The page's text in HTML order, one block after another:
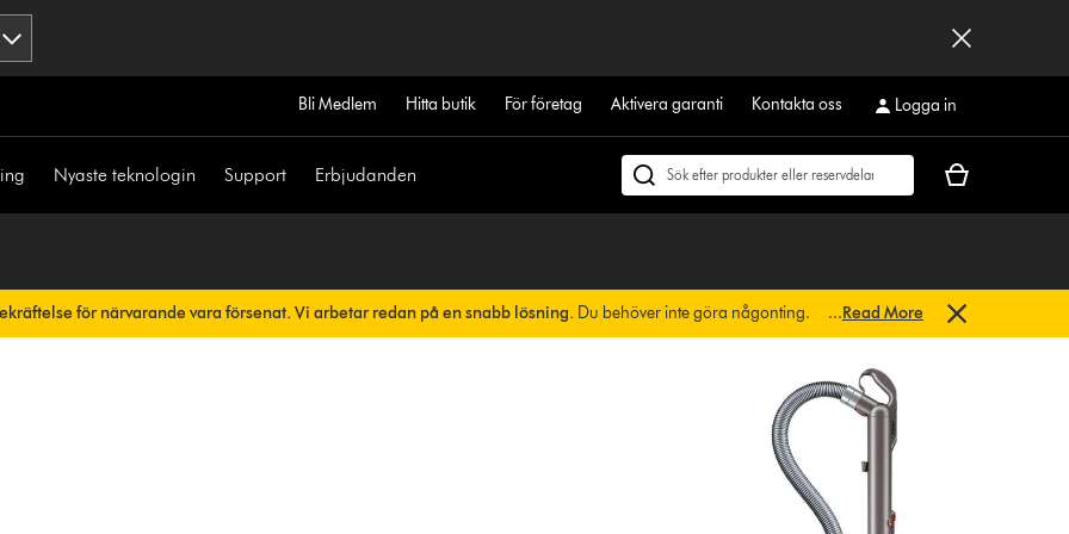
Bli Medlem Hitta butik För företag Aktivera garanti Kontakta oss Logga in
Nyaste teknologin Support Erbjudanden
Sök
Kundvagnen
för närvarande vara försenat. Vi arbetar redan på en snabb lösning. Du behöver inte göra någonting.
...Read More